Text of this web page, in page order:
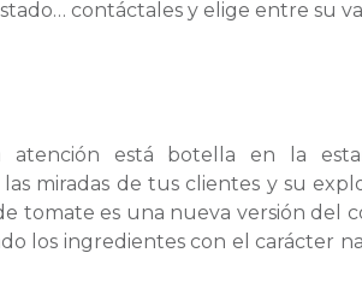
contáctales y elige entre su
está botella en la
miradas de tus clientes y su
tomate es una nueva versión del
los ingredientes con el carácter